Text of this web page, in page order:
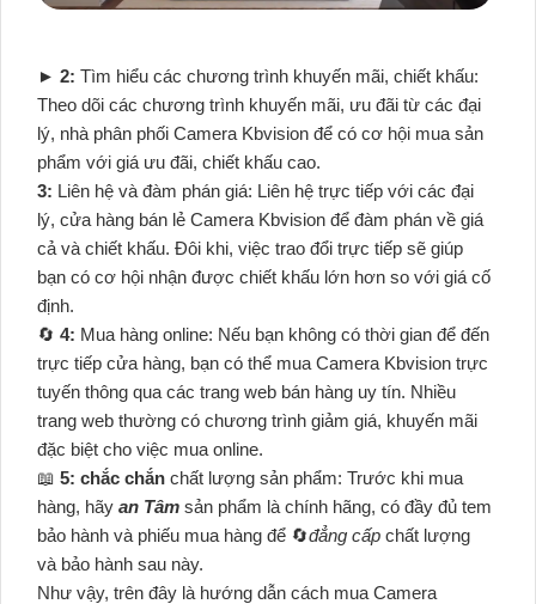
► 2: Tìm hiểu các chương trình khuyến mãi, chiết khấu:
Theo dõi các chương trình khuyến mãi, ưu đãi từ các đại
lý, nhà phân phối Camera Kbvision để có cơ hội mua sản
phẩm với giá ưu đãi, chiết khấu cao.
3: Liên hệ và đàm phán giá: Liên hệ trực tiếp với các đại
lý, cửa hàng bán lẻ Camera Kbvision để đàm phán về giá
cả và chiết khấu. Đôi khi, việc trao đổi trực tiếp sẽ giúp
bạn có cơ hội nhận được chiết khấu lớn hơn so với giá cố
định.
🔄 4: Mua hàng online: Nếu bạn không có thời gian để đến
trực tiếp cửa hàng, bạn có thể mua Camera Kbvision trực
tuyến thông qua các trang web bán hàng uy tín. Nhiều
trang web thường có chương trình giảm giá, khuyến mãi
đặc biệt cho việc mua online.
📖 5: chắc chắn chất lượng sản phẩm: Trước khi mua
hàng, hãy an Tâm sản phẩm là chính hãng, có đầy đủ tem
bảo hành và phiếu mua hàng để 🔄đẳng cấp chất lượng
và bảo hành sau này.
Như vậy, trên đây là hướng dẫn cách mua Camera